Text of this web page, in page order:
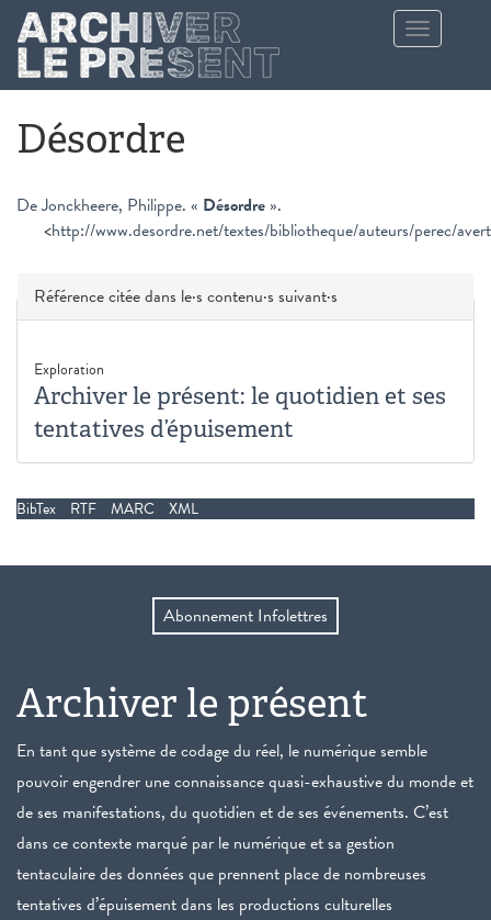
Aller au contenu principal
Toggle
navigation
Désordre
De Jonckheere, Philippe. « Désordre ».
<http://www.desordre.net/textes/bibliotheque/auteurs/perec/
Masquer
Référence citée dans le·s contenu·s suivant·s
Exploration
Archiver le présent: le quotidien et ses
tentatives d’épuisement
BibTex RTF MARC XML
Abonnement Infolettres
Archiver le présent
En tant que système de codage du réel, le numérique semble
pouvoir engendrer une connaissance quasi-exhaustive du monde et
de ses manifestations, du quotidien et de ses événements. C’est
dans ce contexte marqué par le numérique et sa gestion
tentaculaire des données que prennent place de nombreuses
tentatives d’épuisement dans les productions culturelles